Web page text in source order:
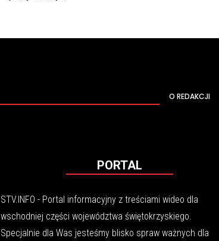
O REDAKCJI
PORTAL
STV.INFO - Portal informacyjny z treściami wideo dla
wschodniej części województwa świętokrzyskiego.
Specjalnie dla Was jesteśmy blisko spraw ważnych dla